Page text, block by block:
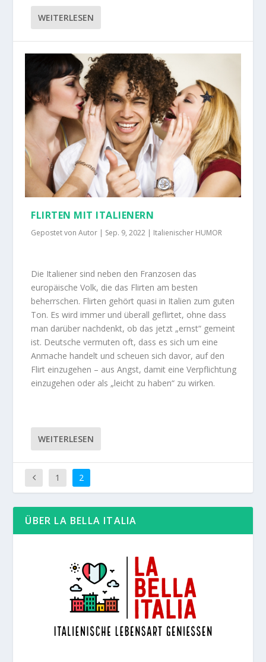
WEITERLESEN
FLIRTEN MIT ITALIENERN
Gepostet vonAutor | Sep. 9, 2022 | Italienischer HUMOR
Die Italiener sind neben den Franzosen das
europäische Volk, die das Flirten am besten
beherrschen. Flirten gehört quasi in Italien zum guten
Ton. Es wird immer und überall geflirtet, ohne dass
man darüber nachdenkt, ob das jetzt „ernst“ gemeint
ist. Deutsche vermuten oft, dass es sich um eine
Anmache handelt und scheuen sich davor, auf den
Flirt einzugehen – aus Angst, damit eine Verpflichtung
einzugehen oder als „leicht zu haben“ zu wirken.
WEITERLESEN
1 2
ÜBER LA BELLA ITALIA